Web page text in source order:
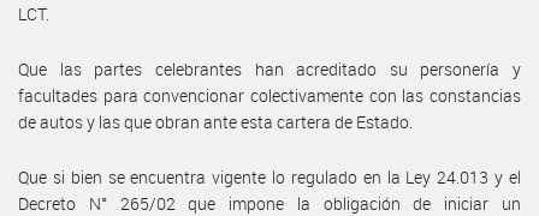
LCT.
Que las partes celebrantes han acreditado su personería y
facultades para convencionar colectivamente con las constancias
de autos y las que obran ante esta cartera de Estado.
Que si bien se encuentra vigente lo regulado en la Ley 24.013 y el
Decreto N° 265/02 que impone la obligación de iniciar un